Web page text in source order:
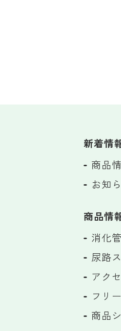
新着情
商品
お知
商品情
消化
尿路
アク
フリ
商品